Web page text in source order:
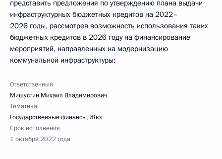
представить предложения по утверждению плана выдачи
инфраструктурных бюджетных кредитов на 2022–
2026 годы, рассмотрев возможность использования таких
бюджетных кредитов в 2026 году на финансирование
мероприятий, направленных на модернизацию
коммунальной инфраструктуры;
Ответственный
Мишустин Михаил Владимирович
Тематика
Государственные финансы,Жкх
Срок исполнения
1 октября 2022 года